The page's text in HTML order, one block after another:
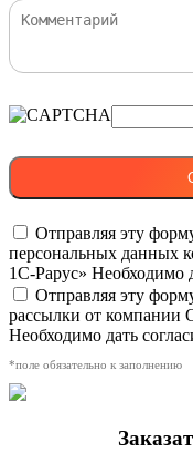
Отправляя эту
персональных данных
1С-Рарус» Необходимо
Отправляя эту
рассылки от
Необходимо дать
*поле обязательно к заполнению